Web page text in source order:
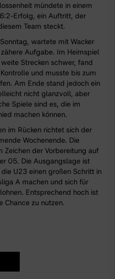
mündete in einem
Erfolg, ein Auftritt, der
Team steckt.
wartete mit Wacker
Aufgabe. Im Heimspiel
Strecken schwer, fand
und musste bis zum
Am Ende stand jedoch ein
nicht glanzvoll, aber
Spiele sind es, die im
machen können.
im Rücken richtet sich der
Wochenende. Die
Zeichen der Vorbereitung auf
05. Die Ausgangslage ist
U23 einen großen Schritt in
A machen und sich für
Entsprechend hoch ist
Chance zu nutzen.